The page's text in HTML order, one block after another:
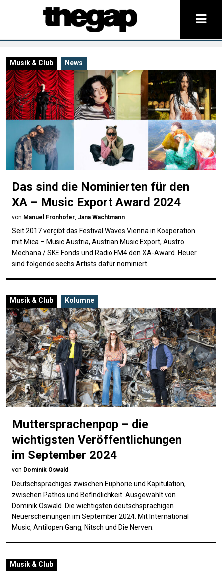
Musik & Club News
Das sind die Nominierten für den
XA – Music Export Award 2024
von Manuel Fronhofer, Jana Wachtmann
Seit 2017 vergibt das Festival Waves Vienna in Kooperation
mit Mica – Music Austria, Austrian Music Export, Austro
Mechana / SKE Fonds und Radio FM4 den XA-Award. Heuer
sind folgende sechs Artists dafür nominiert.
Musik & Club Kolumne
Muttersprachenpop – die
wichtigsten Veröffentlichungen
im September 2024
von Dominik Oswald
Deutschsprachiges zwischen Euphorie und Kapitulation,
zwischen Pathos und Befindlichkeit. Ausgewählt von
Dominik Oswald. Die wichtigsten deutschsprachigen
Neuerscheinungen im September 2024. Mit International
Music, Antilopen Gang, Nitsch und Die Nerven.
Musik & Club